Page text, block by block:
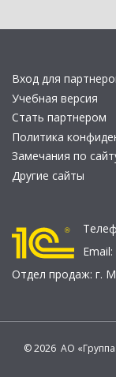
Вход для
Учебная версия
Стать партнером
Политика
Замечания по
Другие сайты
Email:
Отдел продаж: г.
© 2026 АО «Группа